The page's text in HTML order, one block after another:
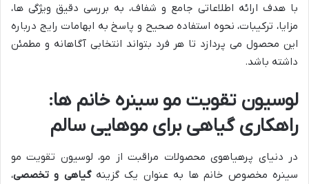
با هدف ارائه اطلاعاتی جامع و شفاف، به بررسی دقیق ویژگی ها،
مزایا، ترکیبات، نحوه استفاده صحیح و پاسخ به ابهامات رایج درباره
این محصول می پردازد تا هر فرد بتواند انتخابی آگاهانه و مطمئن
داشته باشد.
لوسیون تقویت مو سینره خانم ها:
راهکاری گیاهی برای موهایی سالم
در دنیای پرهیاهوی محصولات مراقبت از مو، لوسیون تقویت مو
سینره مخصوص خانم ها به عنوان یک گزینهگیاهی و تخصصی،